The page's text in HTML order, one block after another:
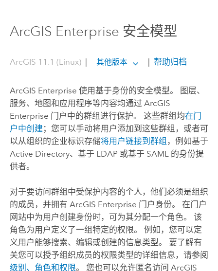
ArcGIS Enterprise 安全模型
ArcGIS 11.1 (Linux)| 其他版本 帮助归档
ArcGIS Enterprise 使用基于身份的安全模型。 图层、
服务、地图和应用程序等内容均通过 ArcGIS
Enterprise 门户中的群组进行保护。 这些群组均在门
户中创建 ；您可以手动将用户添加到这些群组，或者可
以从组织的企业标识存储将用户链接到群组 ，例如基于
Active Directory、基于 LDAP 或基于 SAML 的身份提
供者。
对于要访问群组中受保护内容的个人，他们必须是组织
的成员，并拥有 ArcGIS Enterprise 门户身份。 在门户
网站中为用户创建身份时，可为其分配一个角色。 该
角色为用户定义了一组特定的权限。 例如，您可以定
义用户能够搜索、编辑或创建的信息类型。 要了解有
关您可以授予组织成员的权限类型的详细信息，请参阅
级别、角色和权限。 您也可以允许匿名访问 ArcGIS